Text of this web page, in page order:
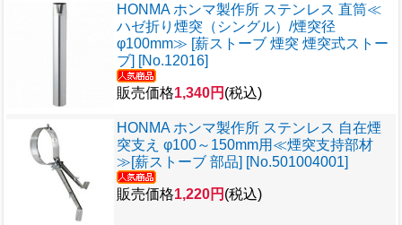
HONMA ホンマ製作所 ステンレス 直筒≪
ハゼ折り煙突（シングル）/煙突径
φ100mm≫ [薪ストーブ 煙突 煙突式ストー
ブ] [No.12016]
販売価格1,340円 (税込)
HONMA ホンマ製作所 ステンレス 自在煙
突支え φ100～150mm用≪煙突支持部材
≫[薪ストーブ 部品] [No.501004001]
販売価格1,220円 (税込)